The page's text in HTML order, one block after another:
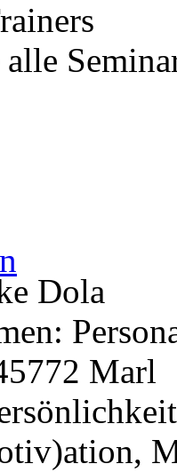
Dola
Marl